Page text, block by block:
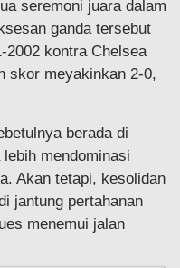
seremoni juara dalam
ganda tersebut
2002 kontra Chelsea
skor meyakinkan 2-0,
berada di
mendominasi
Akan tetapi, kesolidan
jantung pertahanan
menemui jalan